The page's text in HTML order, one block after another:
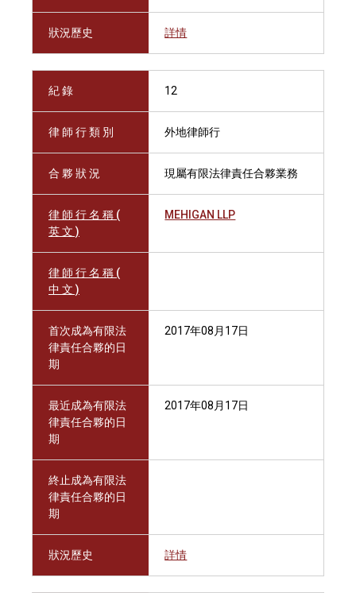
狀況歷史 詳情
紀 錄 12
律 師 行 類 別 外地律師行
合 夥 狀 況 現屬有限法律責任合夥業務
律 師 行 名 稱 (
英 文 )
MEHIGAN LLP
律 師 行 名 稱 (
中 文 )
首次成為有限法
律責任合夥的日
期
2017年08月17日
最近成為有限法
律責任合夥的日
期
2017年08月17日
終止成為有限法
律責任合夥的日
期
狀況歷史 詳情